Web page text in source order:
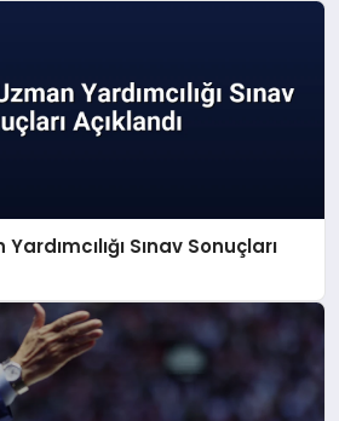
Sınav Sonuçları